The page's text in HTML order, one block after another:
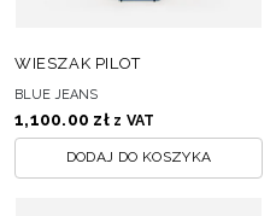
WIESZAK PILOT
BLUE JEANS
1,100.00 zł z VAT
DODAJ DO KOSZYKA